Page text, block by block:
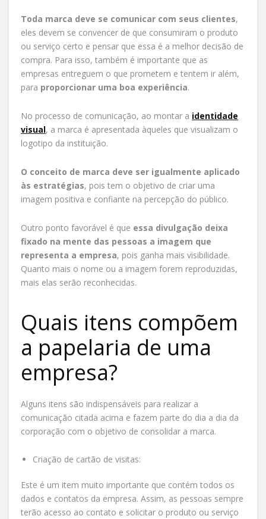
Toda marca deve se comunicar com seus clientes,
eles devem se convencer de que consumiram o produto
ou serviço certo e pensar que essa é a melhor decisão de
compra. Para isso, também é importante que as
empresas entreguem o que prometem e tentem ir além,
para proporcionar uma boa experiência.
No processo de comunicação, ao montar a identidade
visual, a marca é apresentada àqueles que visualizam o
logotipo da instituição.
O conceito de marca deve ser igualmente aplicado
às estratégias, pois tem o objetivo de criar uma
imagem positiva e confiante na percepção do público.
Outro ponto favorável é que essa divulgação deixa
fixado na mente das pessoas a imagem que
representa a empresa, pois ganha mais visibilidade.
Quanto mais o nome ou a imagem forem reproduzidas,
mais elas serão reconhecidas.
Quais itens compõem
a papelaria de uma
empresa?
Alguns itens são indispensáveis para realizar a
comunicação citada acima e fazem parte do dia a dia da
corporação com o objetivo de consolidar a marca.
Criação de cartão de visitas:
Este é um item muito importante que contém todos os
dados e contatos da empresa. Assim, as pessoas sempre
terão acesso ao contato e solicitar o produto ou serviço